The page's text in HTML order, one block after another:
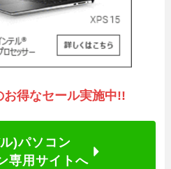
得なセール実施中!!
)パソコン
専用サイトへ